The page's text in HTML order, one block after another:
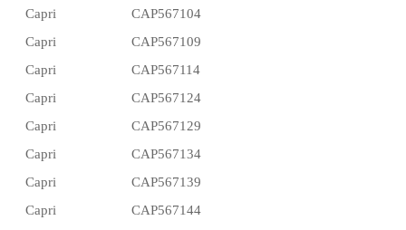
Capri
CAP567104
Capri
CAP567109
Capri
CAP567114
Capri
CAP567124
Capri
CAP567129
Capri
CAP567134
Capri
CAP567139
Capri
CAP567144